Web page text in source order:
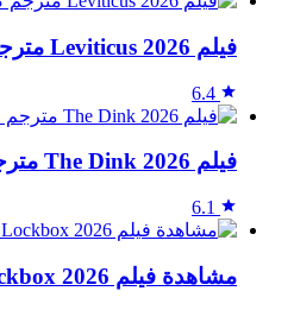
فيلم Leviticus 2026 مترجم كامل HD
6.4
فيلم The Dink 2026 مترجم اون لاين
6.1
مشاهدة فيلم Lockbox 2026 مترجم اون لاين